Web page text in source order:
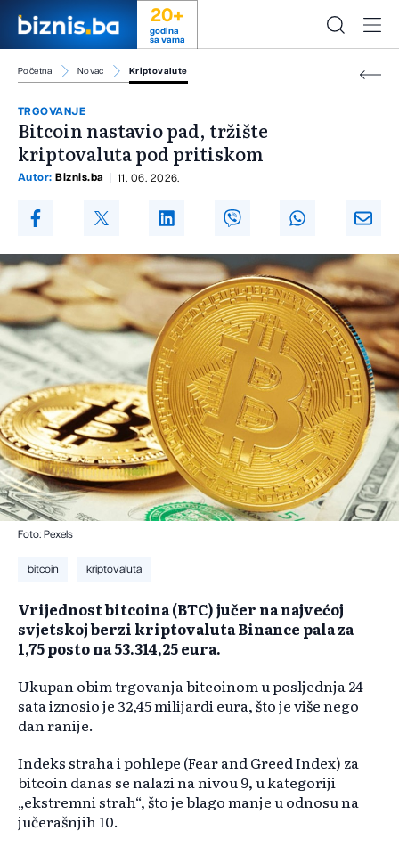
20+
godina
sa vama
Početna Novac Kriptovalute
TRGOVANJE
Bitcoin nastavio pad, tržište
kriptovaluta pod pritiskom
Autor: Biznis.ba 11. 06. 2026.
Foto: Pexels
bitcoin kriptovaluta
Vrijednost bitcoina (BTC) jučer na najvećoj
svjetskoj berzi kriptovaluta Binance pala za
1,75 posto na 53.314,25 eura.
Ukupan obim trgovanja bitcoinom u posljednja 24
sata iznosio je 32,45 milijardi eura, što je više nego
dan ranije.
Indeks straha i pohlepe (Fear and Greed Index) za
bitcoin danas se nalazi na nivou 9, u kategoriji
„ekstremni strah“, što je blago manje u odnosu na
jučerašnjih 10.